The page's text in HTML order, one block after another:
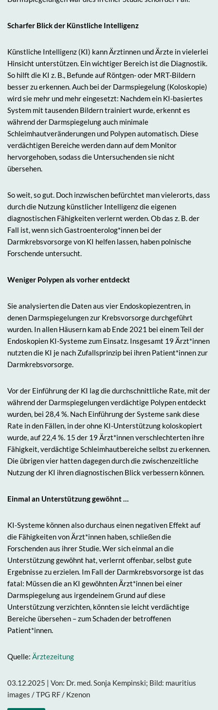
Scharfer Blick der Künstliche Intelligenz
Künstliche Intelligenz (KI) kann Ärztinnen und Ärzte in vielerlei
Hinsicht unterstützen. Ein wichtiger Bereich ist die Diagnostik.
So hilft die KI z. B., Befunde auf Röntgen- oder MRT-Bildern
besser zu erkennen. Auch bei der Darmspiegelung (Koloskopie)
wird sie mehr und mehr eingesetzt: Nachdem ein KI-basiertes
System mit tausenden Bildern trainiert wurde, erkennt es
während der Darmspiegelung auch minimale
Schleimhautveränderungen und Polypen automatisch. Diese
verdächtigen Bereiche werden dann auf dem Monitor
hervorgehoben, sodass die Untersuchenden sie nicht
übersehen.
So weit, so gut. Doch inzwischen befürchtet man vielerorts, dass
durch die Nutzung künstlicher Intelligenz die eigenen
diagnostischen Fähigkeiten verlernt werden. Ob das z. B. der
Fall ist, wenn sich Gastroenterolog*innen bei der
Darmkrebsvorsorge von KI helfen lassen, haben polnische
Forschende untersucht.
Weniger Polypen als vorher entdeckt
Sie analysierten die Daten aus vier Endoskopiezentren, in
denen Darmspiegelungen zur Krebsvorsorge durchgeführt
wurden. In allen Häusern kam ab Ende 2021 bei einem Teil der
Endoskopien KI-Systeme zum Einsatz. Insgesamt 19 Ärzt*innen
nutzten die KI je nach Zufallsprinzip bei ihren Patient*innen zur
Darmkrebsvorsorge.
Vor der Einführung der KI lag die durchschnittliche Rate, mit der
während der Darmspiegelungen verdächtige Polypen entdeckt
wurden, bei 28,4 %. Nach Einführung der Systeme sank diese
Rate in den Fällen, in der ohne KI-Unterstützung koloskopiert
wurde, auf 22,4 %. 15 der 19 Ärzt*innen verschlechterten ihre
Fähigkeit, verdächtige Schleimhautbereiche selbst zu erkennen.
Die übrigen vier hatten dagegen durch die zwischenzeitliche
Nutzung der KI ihren diagnostischen Blick verbessern können.
Einmal an Unterstützung gewöhnt …
KI-Systeme können also durchaus einen negativen Effekt auf
die Fähigkeiten von Ärzt*innen haben, schließen die
Forschenden aus ihrer Studie. Wer sich einmal an die
Unterstützung gewöhnt hat, verlernt offenbar, selbst gute
Ergebnisse zu erzielen. Im Fall der Darmkrebsvorsorge ist das
fatal: Müssen die an KI gewöhnten Ärzt*innen bei einer
Darmspiegelung aus irgendeinem Grund auf diese
Unterstützung verzichten, könnten sie leicht verdächtige
Bereiche übersehen – zum Schaden der betroffenen
Patient*innen.
Quelle: Ärztezeitung
03.12.2025 | Von: Dr. med. Sonja Kempinski; Bild: mauritius
images / TPG RF / Kzenon